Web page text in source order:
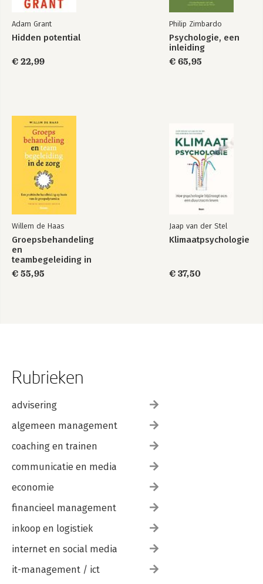
Adam Grant
Hidden potential
€ 22,99
Philip Zimbardo
Psychologie, een
inleiding
€ 65,95
Willem de Haas
Groepsbehandeling
en
teambegeleiding in
de zorg
€ 55,95
Jaap van der Stel
Klimaatpsychologie
€ 37,50
Rubrieken
advisering
algemeen management
coaching en trainen
communicatie en media
economie
financieel management
inkoop en logistiek
internet en social media
it-management / ict